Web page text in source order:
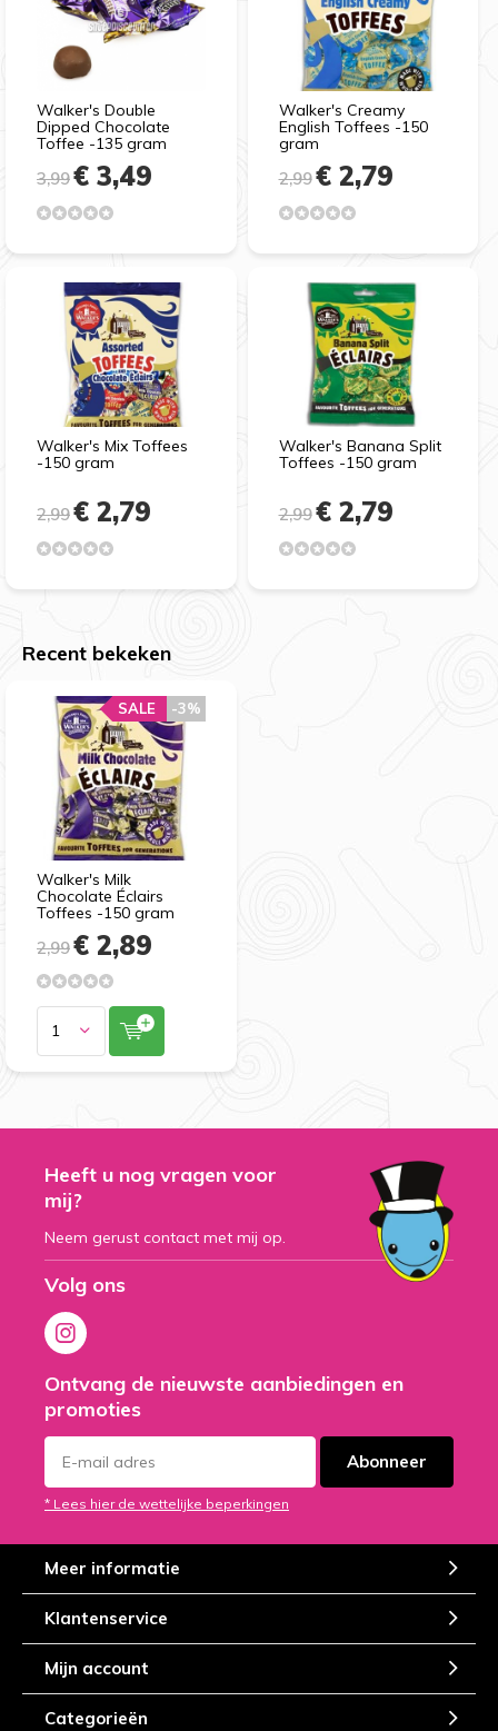
Walker's Double
Dipped Chocolate
Toffee -135 gram
3,99€ 3,49
Walker's Creamy
English Toffees -150
gram
2,99€ 2,79
Walker's Mix Toffees
-150 gram
2,99€ 2,79
Walker's Banana Split
Toffees -150 gram
2,99€ 2,79
Recent bekeken
Walker's Milk
Chocolate Éclairs
Toffees -150 gram
-3%
SALE
2,99€ 2,89
Heeft u nog vragen voor
mij?
Neem gerust contact met mij op.
Volg ons
Ontvang de nieuwste aanbiedingen en
promoties
Abonneer
* Lees hier de wettelijke beperkingen
Meer informatie
Klantenservice
Mijn account
Categorieën